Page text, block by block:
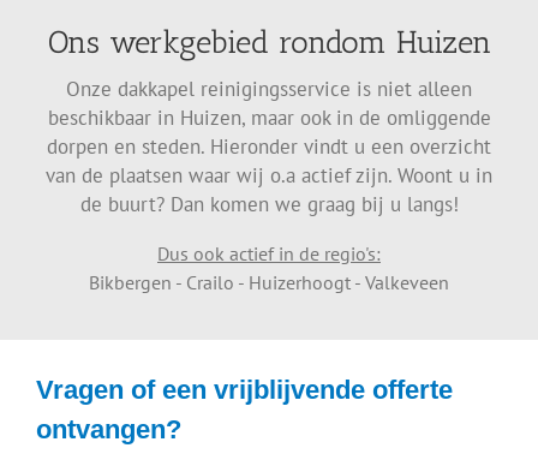
reinigingsservices. Zelf uw dakgoten schoonmaken of
uw dakkapel, zonnepanelen en dakpannen reinigen is
niet alleen een tijdrovende klus, maar kan ook gevaarlijk
zijn. Laat het daarom aan ons over.
Wij beschikken over specialistisch materiaal en de juiste
kennis om uw dakgoten, dakkapel, zonnepanelen en
Neem gerust contact met ons op voor advies en een
VEELVOORKOMENDE KLUSSEN
Ons werkgebied rondom Huizen
Onze dakkapel reinigingsservice is niet alleen
beschikbaar in Huizen, maar ook in de omliggende
dorpen en steden. Hieronder vindt u een overzicht
van de plaatsen waar wij o.a actief zijn. Woont u in
de buurt? Dan komen we graag bij u langs!
Dus ook actief in de regio's:
Bikbergen - Crailo - Huizerhoogt - Valkeveen
Vragen of een vrijblijvende offerte
ontvangen?